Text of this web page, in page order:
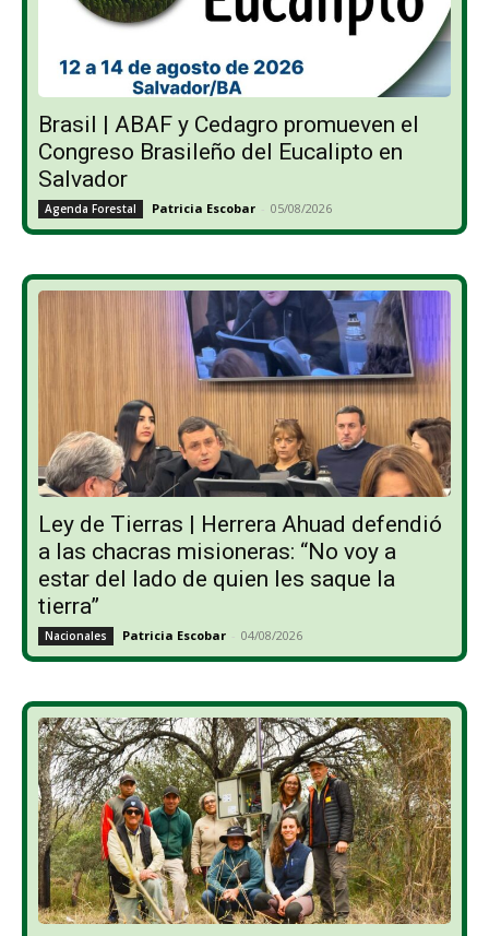
Brasil | ABAF y Cedagro promueven el
Congreso Brasileño del Eucalipto en
Salvador
Agenda Forestal Patricia Escobar - 05/08/2026
Ley de Tierras | Herrera Ahuad defendió
a las chacras misioneras: “No voy a
estar del lado de quien les saque la
tierra”
Nacionales Patricia Escobar - 04/08/2026